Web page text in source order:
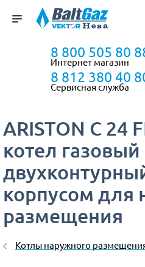
8 800 505 80
Интернет магазин
8 812 380 40
Сервисная служба
ARISTON C 24
котел газовый
корпусом для
размещения
Котлы наружного